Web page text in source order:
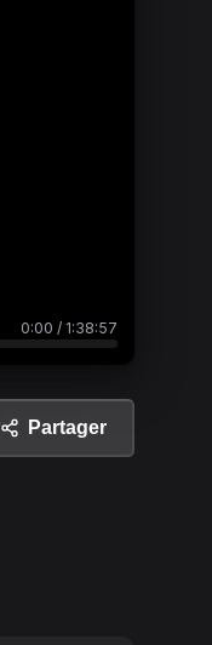
0:00 / 1:38:57
Partager